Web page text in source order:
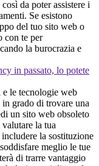
da poter assistere i
Se esistono
del tuo sito web o
con te per
la burocrazia e
in passato, lo potete
e le tecnologie web
grado di trovare una
un sito web obsoleto
la tua
la sostituzione
meglio le tue
di trarre vantaggio